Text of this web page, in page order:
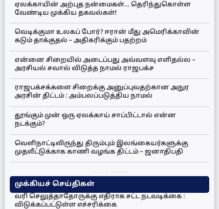
ஏலக்காயின் அற்புத நன்மைகள்… தெரிந்துகொள்ள
வேண்டிய முக்கிய தகவல்கள்!
வெடிக்குமா உலகப் போர்? ஈரான் மீது அமெரிக்காவின்
கடும் தாக்குதல் – அதிகரிக்கும் பதற்றம்
என்னை சிறையில் அடைப்பது அவ்வளவு எளிதல்ல –
அரசியல் சவால் விடுத்த நாமல் ராஜபக்ச
ராஜபக்சக்களை சிறைக்கு அனுப்புவதற்கான அநுர
அரசின் திட்டம் : அம்பலப்படுத்திய நாமல்
தூங்கும் முன் ஒரு ஏலக்காய் சாப்பிட்டால் என்ன
நடக்கும்?
வெளிநாட்டிலிருந்து திரும்பும் இலங்கையர்களுக்கு
முதலீட்டுக்காக காணி வழங்க திட்டம் – ஜனாதிபதி
முக்கியச் செய்திகள்
வரி செலுத்தாதோருக்கு எதிராக சட்ட நடவடிக்கை :
விடுக்கப்பட்டுள்ள எச்சரிக்கை